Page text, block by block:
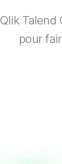
Qlik Talend
pour